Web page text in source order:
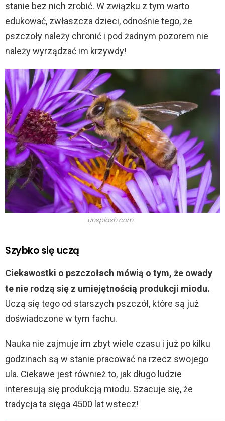
stanie bez nich zrobić. W związku z tym warto
edukować, zwłaszcza dzieci, odnośnie tego, że
pszczoły należy chronić i pod żadnym pozorem nie
należy wyrządzać im krzywdy!
unsplash.com
Szybko się uczą
Ciekawostki o pszczołach mówią o tym, że owady
te nie rodzą się z umiejętnością produkcji miodu.
Uczą się tego od starszych pszczół, które są już
doświadczone w tym fachu.
Nauka nie zajmuje im zbyt wiele czasu i już po kilku
godzinach są w stanie pracować na rzecz swojego
ula. Ciekawe jest również to, jak długo ludzie
interesują się produkcją miodu. Szacuje się, że
tradycja ta sięga 4500 lat wstecz!